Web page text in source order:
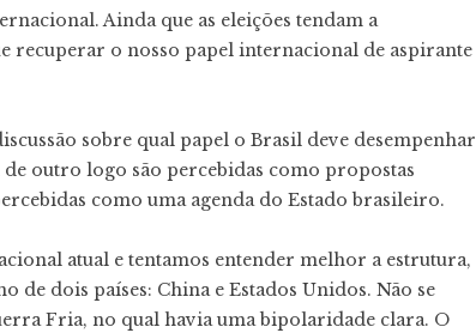
Ainda que as eleições tendam a
recuperar o nosso papel internacional de aspirante
sobre qual papel o Brasil deve desempenhar
outro logo são percebidas como propostas
como uma agenda do Estado brasileiro.
atual e tentamos entender melhor a estrutura,
de dois países: China e Estados Unidos. Não se
Fria, no qual havia uma bipolaridade clara. O